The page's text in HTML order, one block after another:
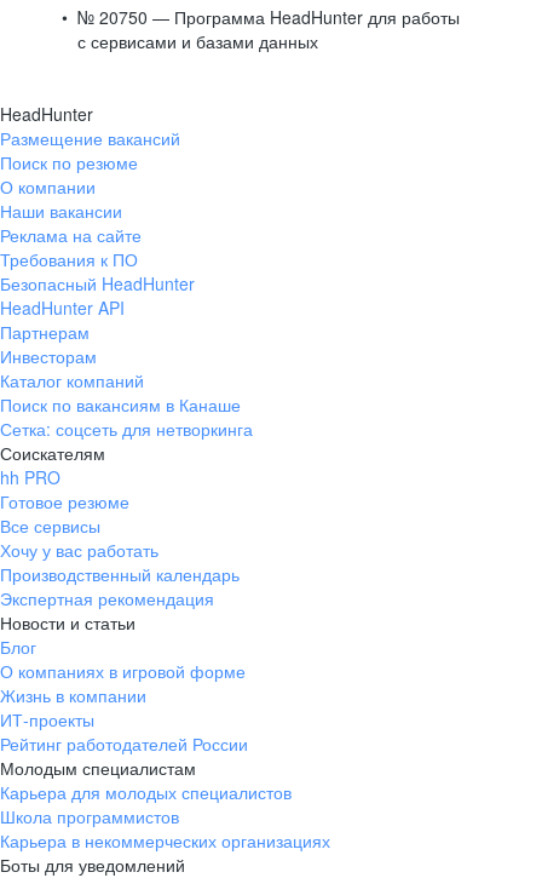
№ 20750 — Программа HeadHunter для работы
с сервисами и базами данных
HeadHunter
Размещение вакансий
Поиск по резюме
О компании
Наши вакансии
Реклама на сайте
Требования к ПО
Безопасный HeadHunter
HeadHunter API
Партнерам
Инвесторам
Каталог компаний
Поиск по вакансиям в Канаше
Сетка: соцсеть для нетворкинга
Соискателям
hh PRO
Готовое резюме
Все сервисы
Хочу у вас работать
Производственный календарь
Экспертная рекомендация
Новости и статьи
Блог
О компаниях в игровой форме
Жизнь в компании
ИТ-проекты
Рейтинг работодателей России
Молодым специалистам
Карьера для молодых специалистов
Школа программистов
Карьера в некоммерческих организациях
Боты для уведомлений